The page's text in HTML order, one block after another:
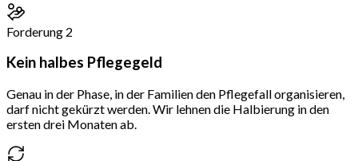
Forderung 2
Kein halbes Pflegegeld
Genau in der Phase, in der Familien den Pflegefall organisieren,
darf nicht gekürzt werden. Wir lehnen die Halbierung in den
ersten drei Monaten ab.